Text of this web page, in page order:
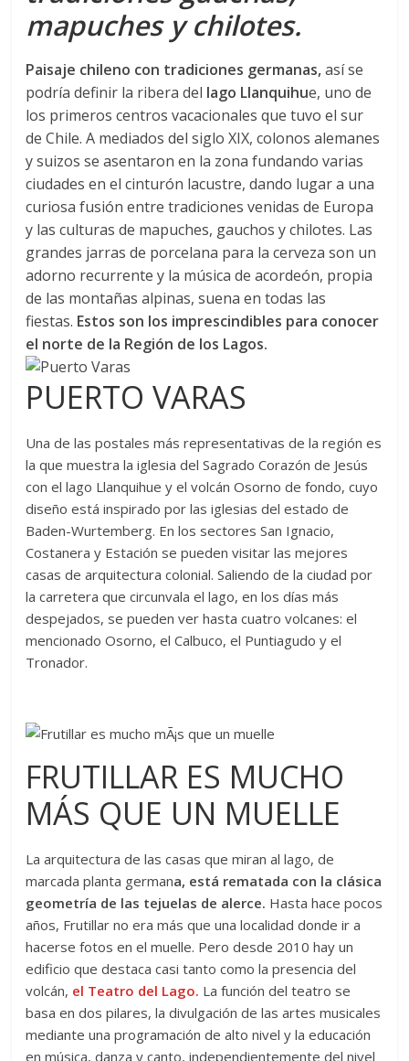
mapuches y chilotes.
Paisaje chileno con tradiciones germanas,así se
podría definir la ribera del lago Llanquihue, uno de
los primeros centros vacacionales que tuvo el sur
de Chile. A mediados del siglo XIX, colonos alemanes
y suizos se asentaron en la zona fundando varias
ciudades en el cinturón lacustre, dando lugar a una
curiosa fusión entre tradiciones venidas de Europa
y las culturas de mapuches, gauchos y chilotes. Las
grandes jarras de porcelana para la cerveza son un
adorno recurrente y la música de acordeón, propia
de las montañas alpinas, suena en todas las
fiestas. Estos son los imprescindibles para conocer
el norte de la Región de los Lagos.
PUERTO VARAS
Una de las postales más representativas de la región es
la que muestra la iglesia del Sagrado Corazón de Jesús
con el lago Llanquihue y el volcán Osorno de fondo, cuyo
diseño está inspirado por las iglesias del estado de
Baden-Wurtemberg. En los sectores San Ignacio,
Costanera y Estación se pueden visitar las mejores
casas de arquitectura colonial. Saliendo de la ciudad por
la carretera que circunvala el lago, en los días más
despejados, se pueden ver hasta cuatro volcanes: el
mencionado Osorno, el Calbuco, el Puntiagudo y el
Tronador.
FRUTILLAR ES MUCHO
MÁS QUE UN MUELLE
La arquitectura de las casas que miran al lago, de
marcada planta germana, está rematada con la clásica
geometría de las tejuelas de alerce. Hasta hace pocos
años, Frutillar no era más que una localidad donde ir a
hacerse fotos en el muelle. Pero desde 2010 hay un
edificio que destaca casi tanto como la presencia del
volcán, el Teatro del Lago. La función del teatro se
basa en dos pilares, la divulgación de las artes musicales
mediante una programación de alto nivel y la educación
en música, danza y canto, independientemente del nivel